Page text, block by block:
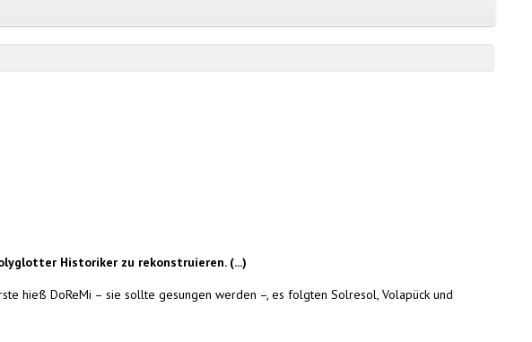
Historiker zu rekonstruieren. (...)
hieß DoReMi – sie sollte gesungen werden –, es folgten Solresol, Volapück und